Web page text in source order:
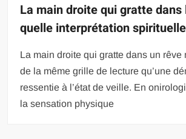
La main droite qui gratte dans
quelle interprétation
La main droite qui gratte dans un rêve
de la même grille de lecture qu’une
ressentie à l’état de veille. En
la sensation physique